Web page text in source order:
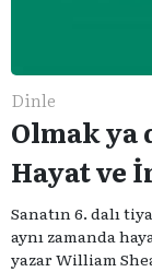
Dinle
Olmak ya
Hayat ve
Sanatın 6. dalı
aynı zamanda
yazar William